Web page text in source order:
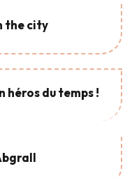
the city
héros du temps !